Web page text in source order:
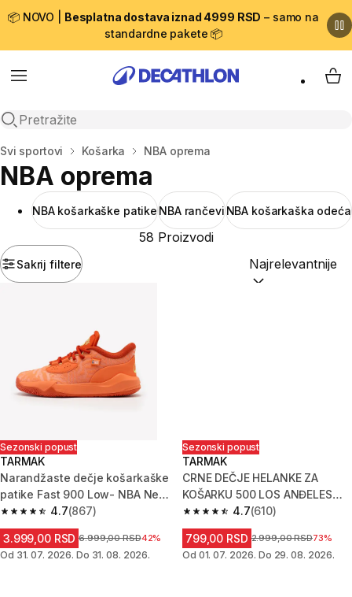
📦 NOVO | Besplatna dostava iznad 4999 RSD – samo na
standardne pakete 📦
Menu
Open search
My
Početna stranica
Svi sportovi Košarka NBA oprema
NBA oprema
NBA košarkaške patike NBA rančevi NBA košarkaška odeća
Sakrij filtere
58 Proizvodi
Sortiraj po:
Sezonski popust
TARMAK
Narandžaste dečje košarkaške
patike Fast 900 Low- NBA New
York Knicks
4.7
4.7 od 5 zvezdica from 867 Recenzije
(867)
3.999,00 RSD Cena pre sniženja
6.999,00 RSD42%
Od 31. 07. 2026. Do 31. 08. 2026.
Sezonski popust
TARMAK
CRNE DEČJE HELANKE ZA
KOŠARKU 500 LOS ANĐELES
LEJKERS 4.7
4.7 od 5 zvezdica from 610
(610)
799,00 RSD Cena pre sniženja
2.999,00 RSD73%
Od 01. 07. 2026. Do 29. 08. 2026.